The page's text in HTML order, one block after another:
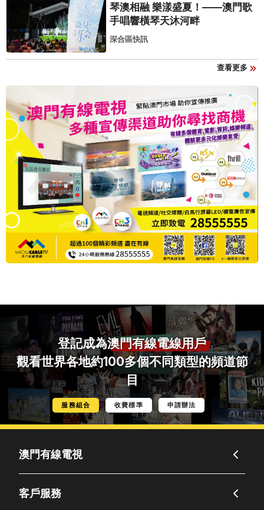
琴澳相融 樂漾盛夏！——澳門歌
手唱響橫琴天沐河畔
深合區快訊
查看更多
登記成為澳門有線電線用戶
觀看世界各地約100多個不同類型的頻道節
目
服務組合 收費標準 申請辦法
澳門有線電視
客戶服務